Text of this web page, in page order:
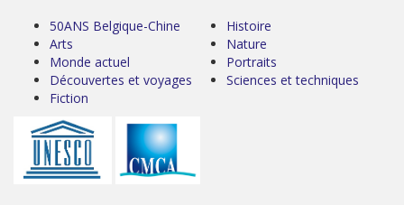
50ANS Belgique-Chine
Arts
Monde actuel
Découvertes et voyages
Fiction
Histoire
Nature
Portraits
Sciences et techniques